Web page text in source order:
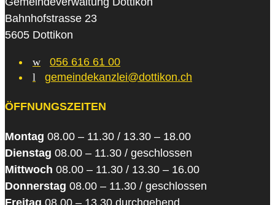
Bahnhofstrasse 23
5605 Dottikon
w
056 616 61 00
l
gemeindekanzlei@dottikon.ch
ÖFFNUNGSZEITEN
Montag 08.00 – 11.30 / 13.30 – 18.00
Dienstag 08.00 – 11.30 / geschlossen
Mittwoch 08.00 – 11.30 / 13.30 – 16.00
Donnerstag 08.00 – 11.30 / geschlossen
Freitag 08.00 – 13.30 durchgehend